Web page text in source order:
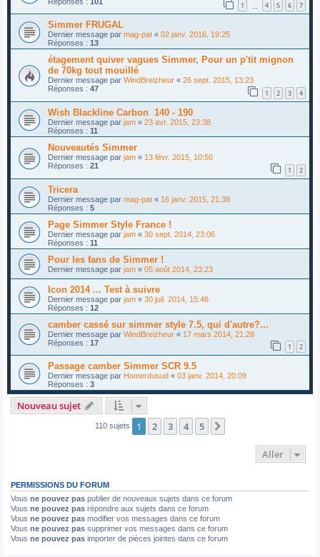
1 4 5 6 7
Simmer FRUGAL
Dernier message par mag-pat « 02 janv. 2016, 19:25
Réponses : 13
étagement quiver vagues Simmer, Pour un p'tit mignon
de 70kg tout mouillé
Dernier message par WindBreizheur « 26 sept. 2015, 13:23
Réponses : 47 1 2 3 4
Wish Blackline Carbon 140 - 190
Dernier message par jam « 23 avr. 2015, 23:38
Réponses : 11
Nouveautés Simmer
Dernier message par jam « 13 févr. 2015, 10:50
Réponses : 21 1 2
Tricera
Dernier message par mag-pat « 16 janv. 2015, 21:38
Réponses : 5
Page Simmer Style France !
Dernier message par jam « 30 sept. 2014, 23:06
Réponses : 11
Pour les fans de Simmer !
Dernier message par jam « 05 août 2014, 23:23
Icon 2014 ... Test à suivre
Dernier message par jam « 30 juil. 2014, 15:46
Réponses : 12
camber cassé sur simmer style 7.5, qui d'autre?...
Dernier message par WindBreizheur « 17 mars 2014, 21:28
Réponses : 17 1 2
Passage camber Simmer SCR 9.5
Dernier message par Homerdusud « 03 janv. 2014, 20:09
Réponses : 3
Nouveau sujet
110 sujets 1 2 3 4 5
Aller
PERMISSIONS DU FORUM
Vous ne pouvez pas publier de nouveaux sujets dans ce forum
Vous ne pouvez pas répondre aux sujets dans ce forum
Vous ne pouvez pas modifier vos messages dans ce forum
Vous ne pouvez pas supprimer vos messages dans ce forum
Vous ne pouvez pas importer de pièces jointes dans ce forum